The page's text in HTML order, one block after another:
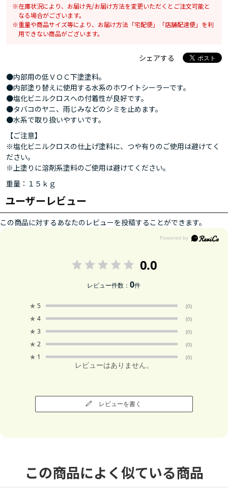
在庫状況により、お届け先/お届け方法を変更いただくとご注文可能と
なる場合がございます。
重量や商品サイズ等により、お届け方法「宅配便」「店舗配達便」を利
用できない商品がございます。
シェアする
●内部用の低ＶＯＣ下塗塗料。
●内部塗り替えに使用する水系のホワイトシーラーです。
●塩化ビニルクロスへの付着性が良好です。
●タバコのヤニ、雨じみなどのシミを止めます。
●水系で取り扱いやすいです。
【ご注意】
※塩化ビニルクロスの仕上げ塗料に、つや有りのご使用は避けてく
ださい。
※上塗りに溶剤系塗料のご使用は避けてください。
重量：１５ｋｇ
ユーザーレビュー
この商品に対するあなたのレビューを投稿することができます。
0.0
レビュー件数：0件
★ 5 (0)
★ 4 (0)
★ 3 (0)
★ 2 (0)
★ 1 (0)
レビューはありません。
レビューを書く
この商品によく似ている商品